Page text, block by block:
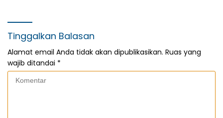
Tinggalkan Balasan
Alamat email Anda tidak akan dipublikasikan. Ruas yang
wajib ditandai *